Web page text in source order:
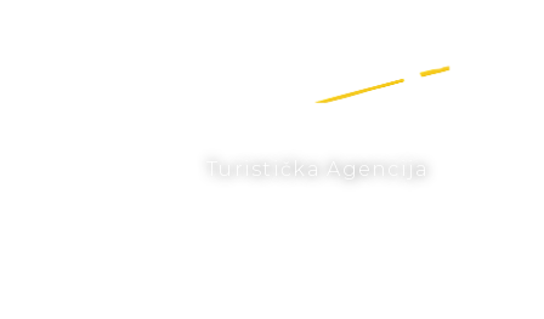
Turistička Agencija